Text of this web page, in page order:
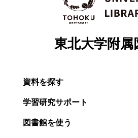
東北大学附属
資料を探す
学習研究サポート
図書館を使う